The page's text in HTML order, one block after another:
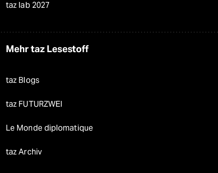
taz lab 2027
Mehr taz Lesestoff
taz Blogs
taz FUTURZWEI
Le Monde diplomatique
taz Archiv